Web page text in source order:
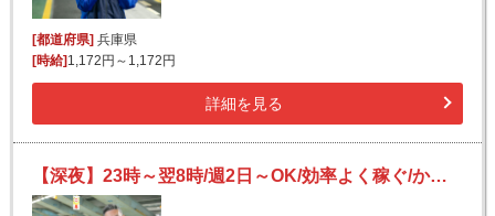
[都道府県]兵庫県
[時給]1,172円～1,172円
詳細を見る
【深夜】23時～翌8時/週2日～OK/効率よく稼ぐ/かんたん仕分け作業/日払いOK(規定有)/未経験歓迎！